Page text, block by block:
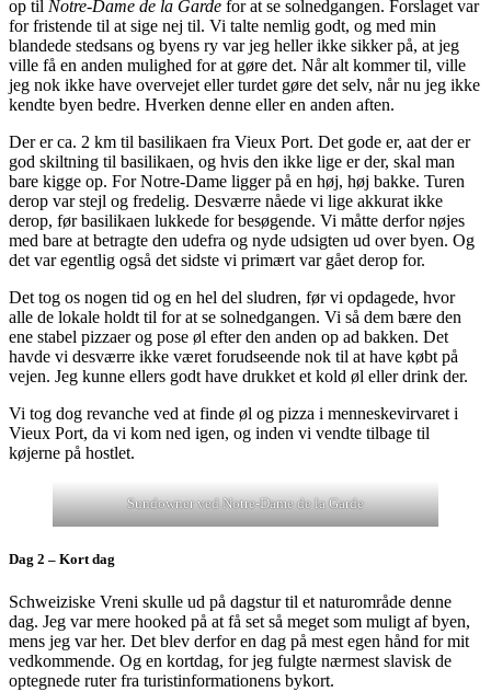
op til Notre-Dame de la Garde for at se solnedgangen. Forslaget var
for fristende til at sige nej til. Vi talte nemlig godt, og med min
blandede stedsans og byens ry var jeg heller ikke sikker på, at jeg
ville få en anden mulighed for at gøre det. Når alt kommer til, ville
jeg nok ikke have overvejet eller turdet gøre det selv, når nu jeg ikke
kendte byen bedre. Hverken denne eller en anden aften.
Der er ca. 2 km til basilikaen fra Vieux Port. Det gode er, aat der er
god skiltning til basilikaen, og hvis den ikke lige er der, skal man
bare kigge op. For Notre-Dame ligger på en høj, høj bakke. Turen
derop var stejl og fredelig. Desværre nåede vi lige akkurat ikke
derop, før basilikaen lukkede for besøgende. Vi måtte derfor nøjes
med bare at betragte den udefra og nyde udsigten ud over byen. Og
det var egentlig også det sidste vi primært var gået derop for.
Det tog os nogen tid og en hel del sludren, før vi opdagede, hvor
alle de lokale holdt til for at se solnedgangen. Vi så dem bære den
ene stabel pizzaer og pose øl efter den anden op ad bakken. Det
havde vi desværre ikke været forudseende nok til at have købt på
vejen. Jeg kunne ellers godt have drukket et kold øl eller drink der.
Vi tog dog revanche ved at finde øl og pizza i menneskevirvaret i
Vieux Port, da vi kom ned igen, og inden vi vendte tilbage til
køjerne på hostlet.
Sundowner ved Notre-Dame de la Garde
Dag 2 – Kort dag
Schweiziske Vreni skulle ud på dagstur til et naturområde denne
dag. Jeg var mere hooked på at få set så meget som muligt af byen,
mens jeg var her. Det blev derfor en dag på mest egen hånd for mit
vedkommende. Og en kortdag, for jeg fulgte nærmest slavisk de
optegnede ruter fra turistinformationens bykort.